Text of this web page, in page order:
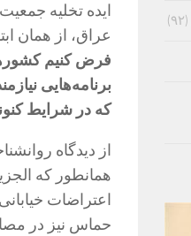
عراق، از همان
فرض کنیم
برنامه‌هایی
که در شرایط
از دیدگاه
همانطور که
اعتراضات
حماس نیز در
(۹۲)